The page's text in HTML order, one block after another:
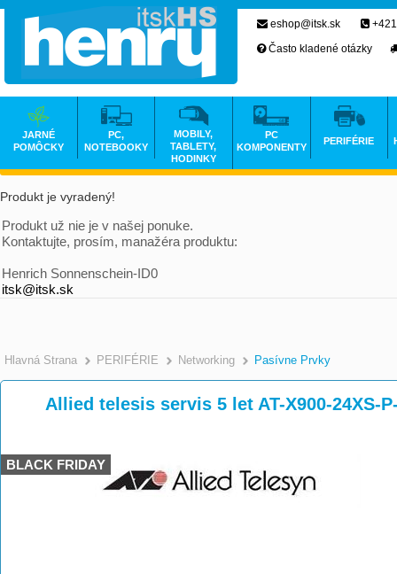
Produkt je vyradený!
Produkt už nie je v našej ponuke.
Kontaktujte, prosím, manažéra produktu:
Henrich Sonnenschein-ID0
itsk@itsk.sk
Hlavná Strana >
PERIFÉRIE >
Networking >
Pasívne Prvky
Allied telesis servis 5 let AT-X900-24XS-
BLACK FRIDAY
eshop@itsk.sk
Často kladené otázky
JARNÉ
POMÔCKY
PC,
NOTEBOOKY
MOBILY,
TABLETY,
HODINKY
PC
KOMPONENTY
PERIFÉRIE